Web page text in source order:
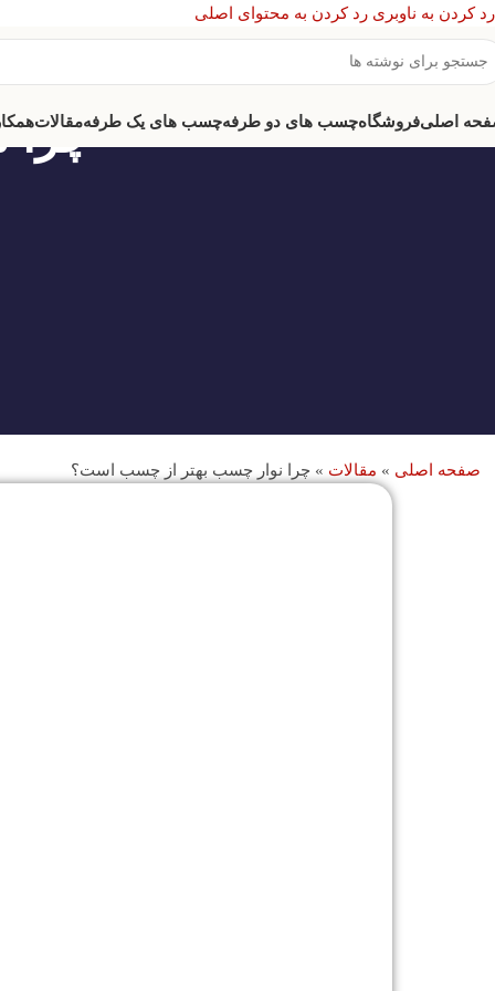
رد کردن به ناوبری رد کردن به محتوای اصلی
اصلیفروشگاهچسب های دو طرفهچسب های یک طرفهمقالات
چرا
صفحه اصلی » مقالات » چرا نوار چسب بهتر از چسب است؟